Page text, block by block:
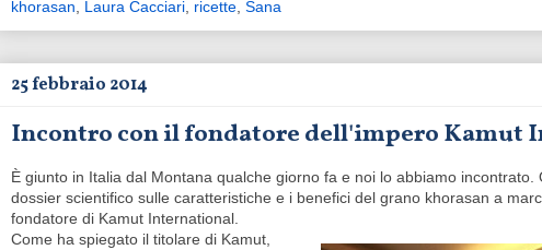
khorasan, Laura Cacciari, ricette, Sana
25 febbraio 2014
Incontro con il fondatore dell'impero Kamut
È giunto in Italia dal Montana qualche giorno fa e noi lo abbiamo
dossier scientifico sulle caratteristiche e i benefici del grano khorasan a
fondatore di Kamut International.
Come ha spiegato il titolare di Kamut,